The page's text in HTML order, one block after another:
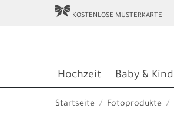
r KOSTENLOSE MUSTERKARTE
Hochzeit Baby & Kind
Startseite Fotoprodukte